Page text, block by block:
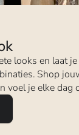
looks en laat
Shop
voel je elke dag